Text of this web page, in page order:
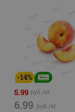
-14%
5.99 руб./кг
6.99 руб./кг